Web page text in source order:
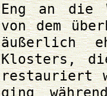
Eng an die
von dem
äußerlich
Klosters,
restauriert
ging